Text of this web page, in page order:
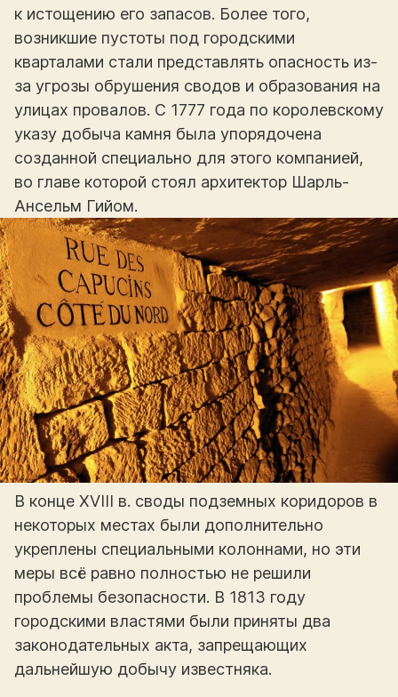
к истощению его запасов. Более того,
возникшие пустоты под городскими
кварталами стали представлять опасность из-
за угрозы обрушения сводов и образования на
улицах провалов. С 1777 года по королевскому
указу добыча камня была упорядочена
созданной специально для этого компанией,
во главе которой стоял архитектор Шарль-
Ансельм Гийом.
В конце XVIII в. своды подземных коридоров в
некоторых местах были дополнительно
укреплены специальными колоннами, но эти
меры всё равно полностью не решили
проблемы безопасности. В 1813 году
городскими властями были приняты два
законодательных акта, запрещающих
дальнейшую добычу известняка.